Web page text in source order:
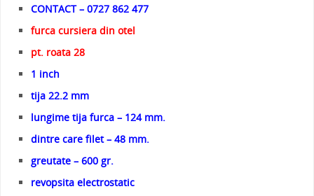
CONTACT – 0727 862 477
furca cursiera din otel
pt. roata 28
1 inch
tija 22.2 mm
lungime tija furca – 124 mm.
dintre care filet – 48 mm.
greutate – 600 gr.
revopsita electrostatic